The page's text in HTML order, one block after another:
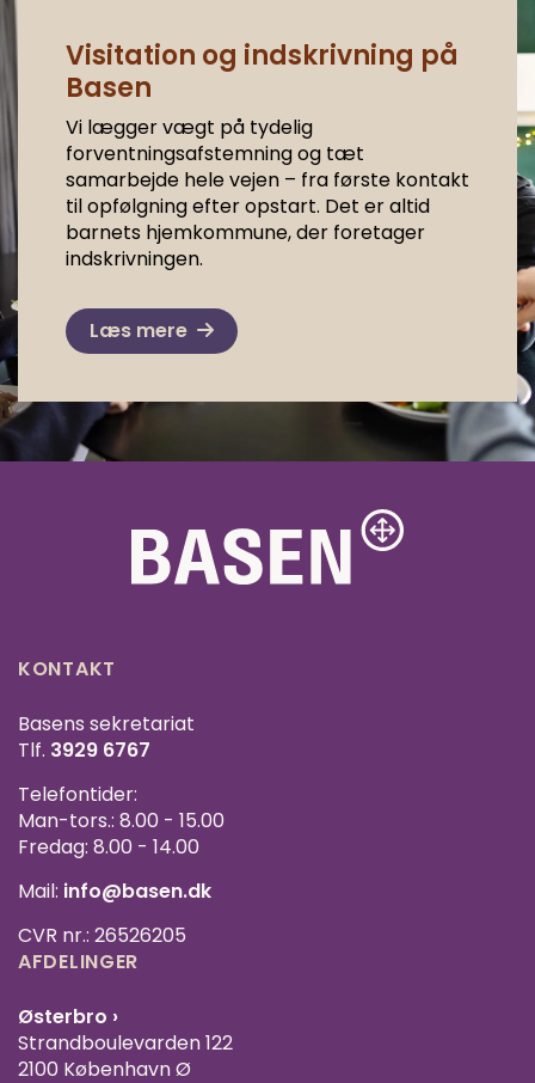
Visitation og indskrivning på
Basen
Vi lægger vægt på tydelig
forventningsafstemning og tæt
samarbejde hele vejen – fra første kontakt
til opfølgning efter opstart. Det er altid
barnets hjemkommune, der foretager
indskrivningen.
Læs mere
KONTAKT
Basens sekretariat
Tlf. 3929 6767
Telefontider:
Man-tors.: 8.00 - 15.00
Fredag: 8.00 - 14.00
Mail: info@basen.dk
CVR nr.: 26526205
AFDELINGER
Østerbro ›
Strandboulevarden 122
2100 København Ø